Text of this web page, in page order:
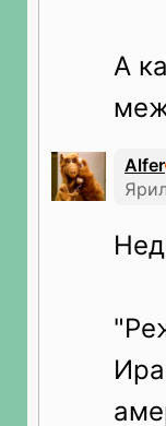
А
Alfer